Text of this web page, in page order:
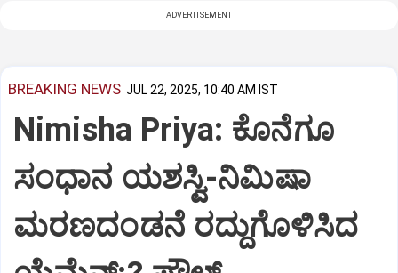
ADVERTISEMENT
BREAKING NEWS JUL 22, 2025, 10:40 AM IST
Nimisha Priya: ಕೊನೆಗೂ
ಸಂಧಾನ ಯಶಸ್ವಿ-ನಿಮಿಷಾ
ಮರಣದಂಡನೆ ರದ್ದುಗೊಳಿಸಿದ